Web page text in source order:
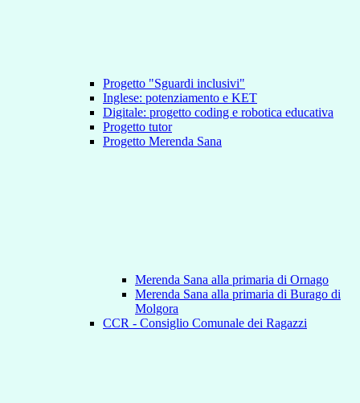
Progetto "Sguardi inclusivi"
Inglese: potenziamento e KET
Digitale: progetto coding e robotica educativa
Progetto tutor
Progetto Merenda Sana
Merenda Sana alla primaria di Ornago
Merenda Sana alla primaria di Burago di
Molgora
CCR - Consiglio Comunale dei Ragazzi